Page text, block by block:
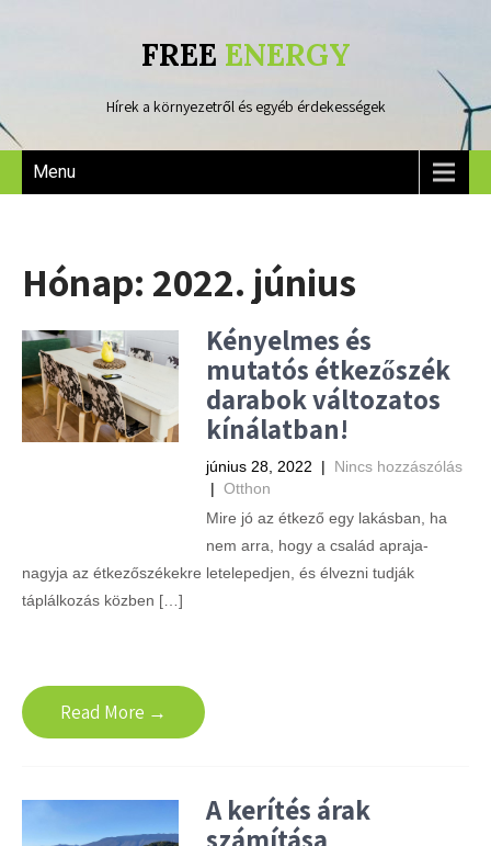
FREE ENERGY
Hírek a környezetről és egyéb érdekességek
Menu
Hónap: 2022. június
Kényelmes és
mutatós étkezőszék
darabok változatos
kínálatban!
június 28, 2022 | Nincs hozzászólás
| Otthon
Mire jó az étkező egy lakásban, ha
nem arra, hogy a család apraja-
nagyja az étkezőszékekre letelepedjen, és élvezni tudják
táplálkozás közben […]
Read More →
A kerítés árak